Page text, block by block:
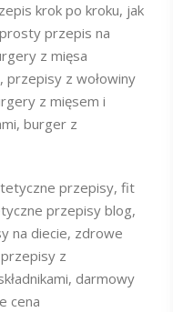
krok po kroku, jak
przepis na
z mięsa
przepisy z wołowiny
z mięsem i
burger z
przepisy, fit
przepisy blog,
na diecie, zdrowe
z
darmowy
cena